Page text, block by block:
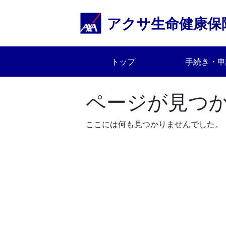
アクサ生命健康
トップ 手続き・
ページが見つ
ここには何も見つかりませんでした。